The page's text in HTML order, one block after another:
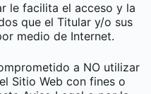
le facilita el acceso y la
que el Titular y/o sus
medio de Internet.
a NO utilizar
Sitio Web con fines o